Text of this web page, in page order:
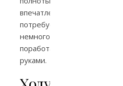
впечатлений
потребуется
немного
поработать
руками.